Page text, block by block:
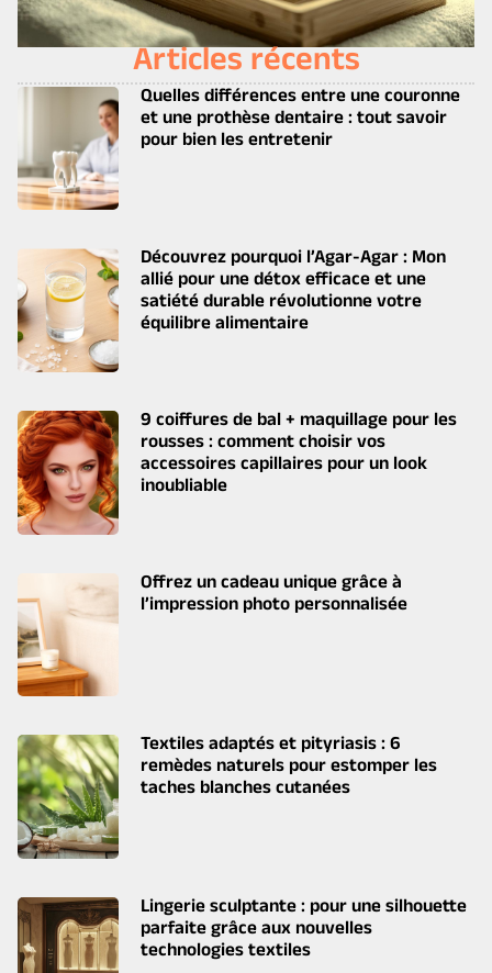
Articles récents
Quelles différences entre une couronne
et une prothèse dentaire : tout savoir
pour bien les entretenir
Découvrez pourquoi l’Agar-Agar : Mon
allié pour une détox efficace et une
satiété durable révolutionne votre
équilibre alimentaire
9 coiffures de bal + maquillage pour les
rousses : comment choisir vos
accessoires capillaires pour un look
inoubliable
Offrez un cadeau unique grâce à
l’impression photo personnalisée
Textiles adaptés et pityriasis : 6
remèdes naturels pour estomper les
taches blanches cutanées
Lingerie sculptante : pour une silhouette
parfaite grâce aux nouvelles
technologies textiles